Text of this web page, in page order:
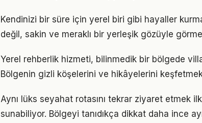
Kendinizi bir süre için yerel biri gibi hayaller
değil, sakin ve meraklı bir yerleşik gözüyle
Yerel rehberlik hizmeti, bilinmedik bir bölgede
Bölgenin gizli köşelerini ve hikâyelerini
Aynı lüks seyahat rotasını tekrar ziyaret etmek
sunabiliyor. Bölgeyi tanıdıkça dikkat daha ince